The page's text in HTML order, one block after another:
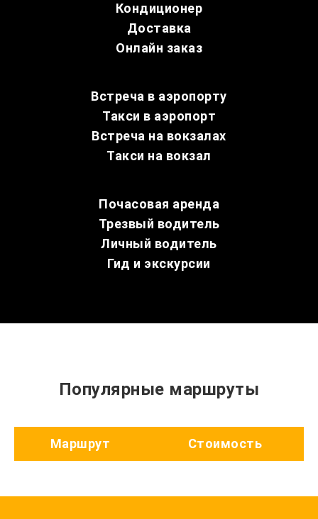
Кондиционер
Доставка
Онлайн заказ
Встреча в аэропорту
Такси в аэропорт
Встреча на вокзалах
Такси на вокзал
Почасовая аренда
Трезвый водитель
Личный водитель
Гид и экскурсии
Популярные маршруты
Маршрут Стоимость